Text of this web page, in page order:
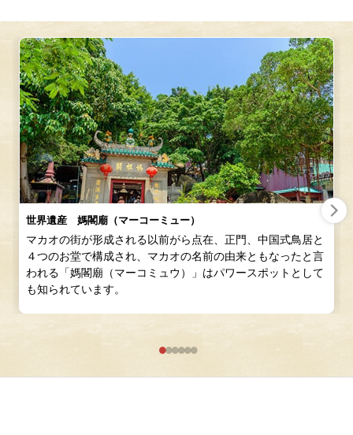
世界遺産 媽閣廟（マーコーミュー）
マカオの街が形成される以前がら点在、正門、中国式鳥居と
４つのお堂で構成され、マカオの名前の由来ともなったと言
われる「媽閣廟（マーコミュウ）」はパワースポットとして
も知られています。